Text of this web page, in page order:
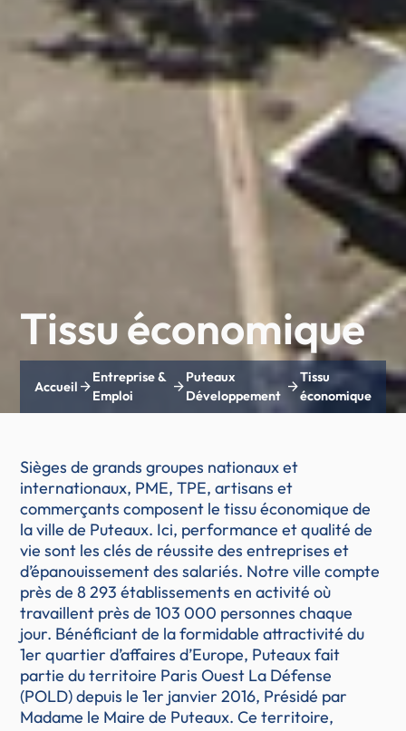
Accueil arrow_forward
Entreprise &
Emploi
arrow_forward
Puteaux
Développement arrow_forward
Tissu
économique
Tissu économique
Sièges de grands groupes nationaux et
internationaux, PME, TPE, artisans et
commerçants composent le tissu économique de
la ville de Puteaux. Ici, performance et qualité de
vie sont les clés de réussite des entreprises et
d’épanouissement des salariés. Notre ville compte
près de 8 293 établissements en activité où
travaillent près de 103 000 personnes chaque
jour. Bénéficiant de la formidable attractivité du
1er quartier d’affaires d’Europe, Puteaux fait
partie du territoire Paris Ouest La Défense
(POLD) depuis le 1er janvier 2016, Présidé par
Madame le Maire de Puteaux. Ce territoire,